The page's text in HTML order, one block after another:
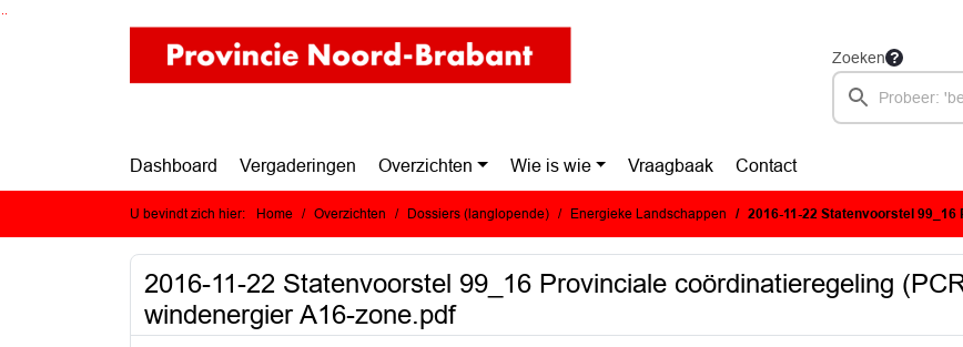
Ga naar de inhoud van deze pagina
Ga naar het zoeken
Ga naar het menu
Zoeken
Dashboard Vergaderingen Overzichten Wie is wie Vraagbaak Contact
U bevindt zich hier: Home Overzichten Dossiers (langlopende) Energieke Landschappen 2016-11-22 Statenvoorstel 99_16 Provinciale
2016-11-22 Statenvoorstel 99_16 Provinciale coördinatieregeling
windenergier A16-zone.pdf